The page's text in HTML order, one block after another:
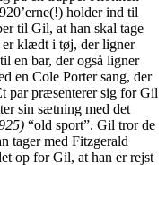
holder ind til
til Gil, at han skal tage
er klædt i tøj, der ligner
en bar, der også ligner
en Cole Porter sang, der
par præsenterer sig for Gil
sin sætning med det
“old sport”. Gil tror de
tager med Fitzgerald
op for Gil, at han er rejst